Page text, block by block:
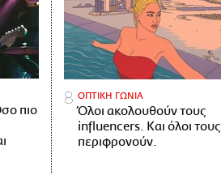
πιο
ΟΠΤΙΚΗ ΓΩΝΙΑ
Όλοι ακολουθούν τους
influencers. Και όλοι τους
περιφρονούν.